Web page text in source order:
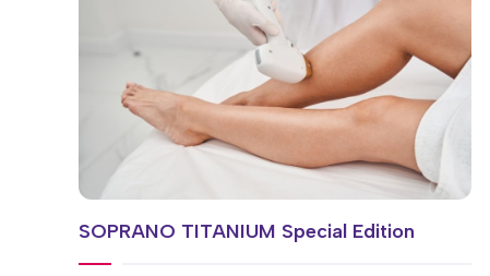
SOPRANO TITANIUM Special Edition